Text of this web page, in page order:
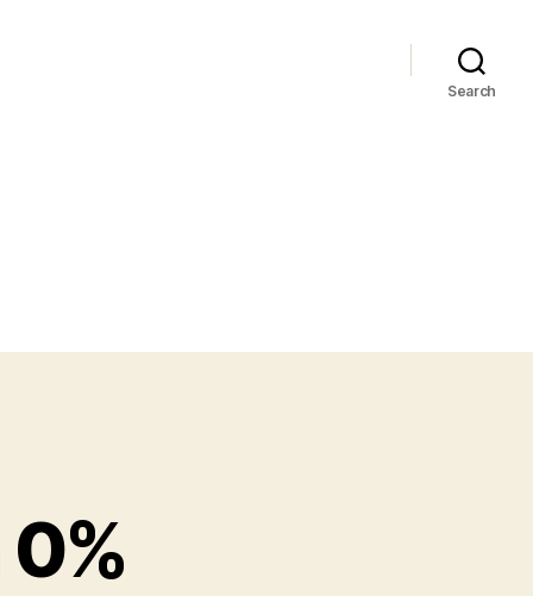
Search